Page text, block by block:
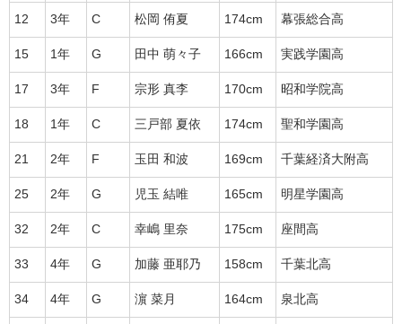
12 3年 C 松岡 侑夏 174cm 幕張総合高
15 1年 G 田中 萌々子 166cm 実践学園高
17 3年 F 宗形 真李 170cm 昭和学院高
18 1年 C 三戸部 夏依 174cm 聖和学園高
21 2年 F 玉田 和波 169cm 千葉経済大附高
25 2年 G 児玉 結唯 165cm 明星学園高
32 2年 C 幸嶋 里奈 175cm 座間高
33 4年 G 加藤 亜耶乃 158cm 千葉北高
34 4年 G 濵 菜月 164cm 泉北高